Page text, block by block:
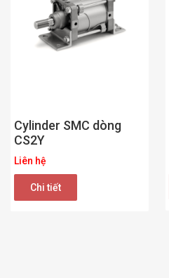
Cylinder SMC dòng
CS2Y
Liên hệ
Chi tiết